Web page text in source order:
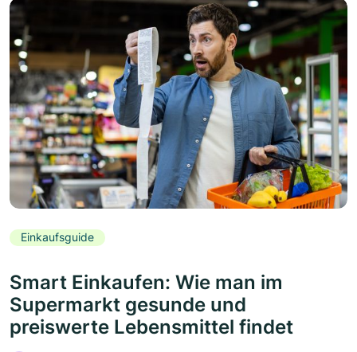
Einkaufsguide
Smart Einkaufen: Wie man im
Supermarkt gesunde und
preiswerte Lebensmittel findet